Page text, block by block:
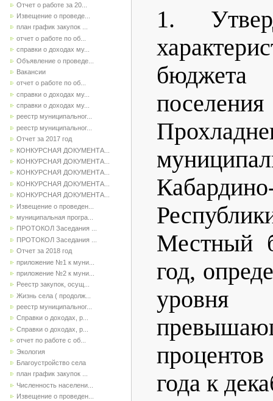
Отчет о работе за 20...
Извещение о проведе...
план график закупок ...
отчет о работе по об...
справки о доходах му...
Объявление о проведе...
Вакансии
отчет о работе по об...
справки о доходах му...
справки о доходах му...
реестр муниципальног...
реестр муниципальног...
Отчет за 2017 год
КОНКУРСНАЯ ДОКУМЕНТА...
КОНКУРСНАЯ ДОКУМЕНТА...
КОНКУРСНАЯ ДОКУМЕНТА...
КОНКУРСНАЯ ДОКУМЕНТА...
КОНКУРСНАЯ ДОКУМЕНТА...
Извещение о проведен...
муниципальная програ...
ПРОТОКОЛ Заседания ...
ПРОТОКОЛ Заседания ...
Отчет за 2018 год
приложение №1 к муни...
приложение №2 к муни...
Реестр закупок, осущ...
Жизнь села ( продолж...
реестр муниципальног...
Справки о доходах, р...
Справки о доходах, р...
отчет по работе с об...
Экология
Благоустройство села
план график закупок ...
Численность населени...
Извещение о проведен...
1.
Местный
год,
уровня
года к